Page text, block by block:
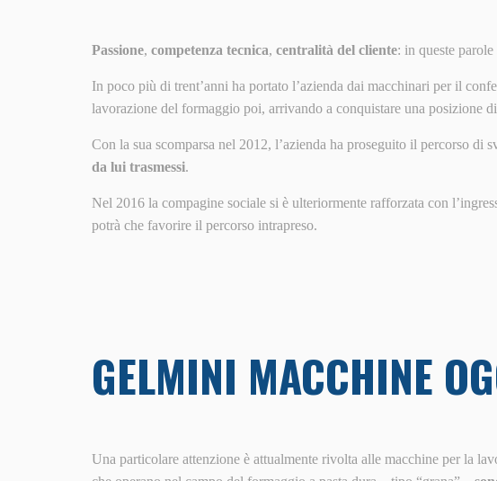
Passione, competenza tecnica, centralità del cliente: in queste
In poco più di trent’anni ha portato l’azienda dai macchinari per il
lavorazione del formaggio poi, arrivando a conquistare una posizione
Con la sua scomparsa nel 2012, l’azienda ha proseguito il percorso di
da lui trasmessi.
Nel 2016 la compagine sociale si è ulteriormente rafforzata con
potrà che favorire il percorso intrapreso.
GELMINI MACCHINE
Una particolare attenzione è attualmente rivolta alle macchine per la